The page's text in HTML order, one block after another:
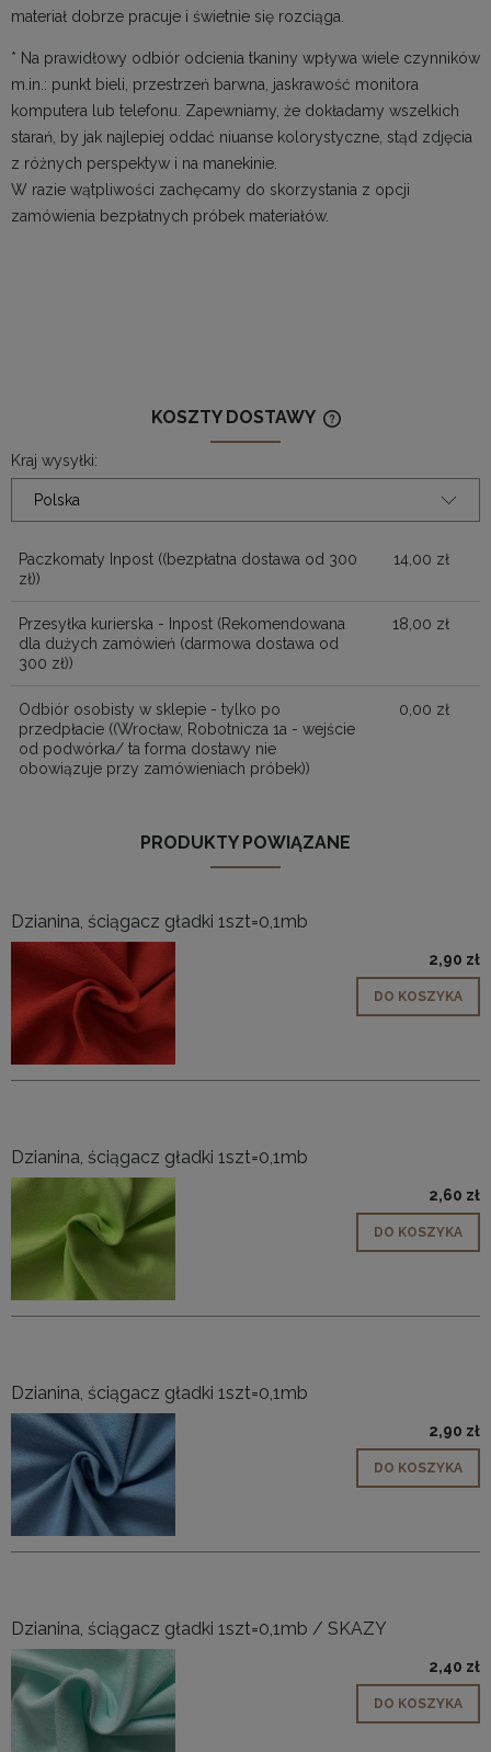
materiał dobrze pracuje i świetnie się rozciąga.
* Na prawidłowy odbiór odcienia tkaniny wpływa wiele czynników
m.in.: punkt bieli, przestrzeń barwna, jaskrawość monitora
komputera lub telefonu. Zapewniamy, że dokładamy wszelkich
starań, by jak najlepiej oddać niuanse kolorystyczne, stąd zdjęcia
z różnych perspektyw i na manekinie.
W razie wątpliwości zachęcamy do skorzystania z opcji
zamówienia bezpłatnych próbek materiałów.
KOSZTY DOSTAWY
Kraj wysyłki:
Paczkomaty Inpost ((bezpłatna dostawa od 300
zł))
14,00 zł
Przesyłka kurierska - Inpost (Rekomendowana
dla dużych zamówień (darmowa dostawa od
300 zł))
18,00 zł
Odbiór osobisty w sklepie - tylko po
przedpłacie ((Wrocław, Robotnicza 1a - wejście
od podwórka/ ta forma dostawy nie
obowiązuje przy zamówieniach próbek))
0,00 zł
PRODUKTY POWIĄZANE
Dzianina, ściągacz gładki 1szt=0,1mb
2,90 zł
DO KOSZYKA
Dzianina, ściągacz gładki 1szt=0,1mb
2,60 zł
DO KOSZYKA
Dzianina, ściągacz gładki 1szt=0,1mb
2,90 zł
DO KOSZYKA
Dzianina, ściągacz gładki 1szt=0,1mb / SKAZY
2,40 zł
DO KOSZYKA